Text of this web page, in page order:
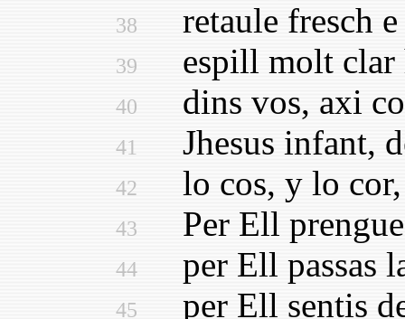
38 retaule fresch e
39 espill molt clar
40 dins vos, axi
41 Jhesus infant,
42 lo cos, y lo cor,
43 Per Ell
44 per Ell passas
45 per Ell sentis